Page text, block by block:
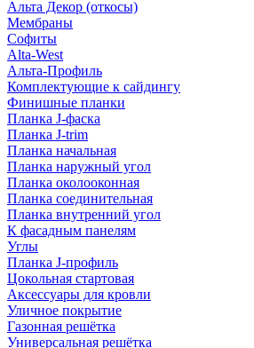
Альта Декор (откосы)
Мембраны
Софиты
Alta-West
Альта-Профиль
Комплектующие к сайдингу
Финишные планки
Планка J-фаска
Планка J-trim
Планка начальная
Планка наружный угол
Планка околооконная
Планка соединительная
Планка внутренний угол
К фасадным панелям
Углы
Планка J-профиль
Цокольная стартовая
Аксессуары для кровли
Уличное покрытие
Газонная решётка
Универсальная решётка